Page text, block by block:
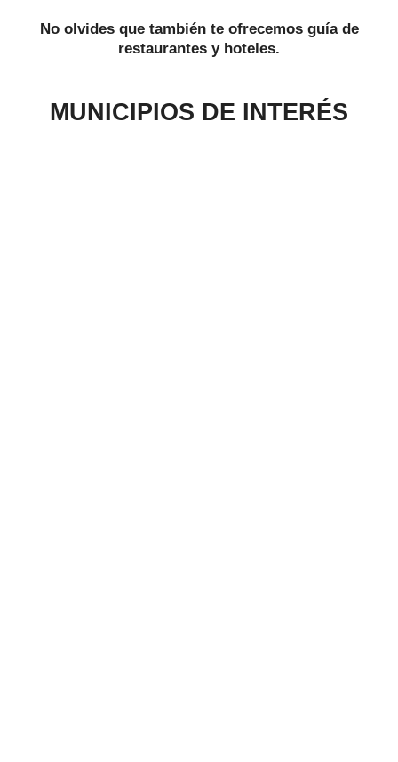
No olvides que también te ofrecemos guía de
restaurantes y hoteles.
MUNICIPIOS DE INTERÉS